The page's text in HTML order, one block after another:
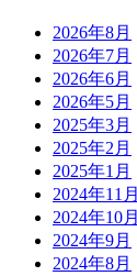
2026年8月
2026年7月
2026年6月
2026年5月
2025年3月
2025年2月
2025年1月
2024年11月
2024年10月
2024年9月
2024年8月